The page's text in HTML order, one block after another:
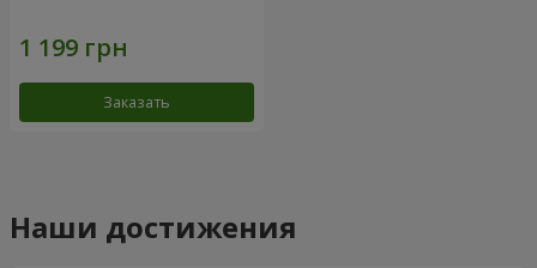
Заказать
Наши достижения